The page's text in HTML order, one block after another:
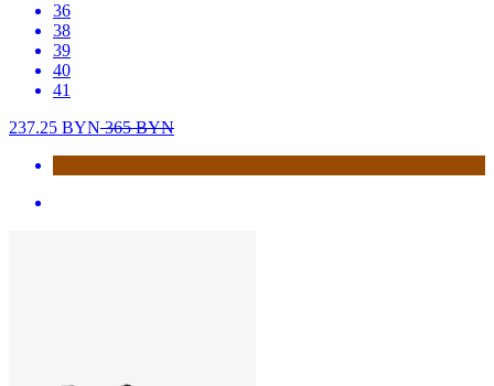
36
38
39
40
41
237.25 BYN365BYN